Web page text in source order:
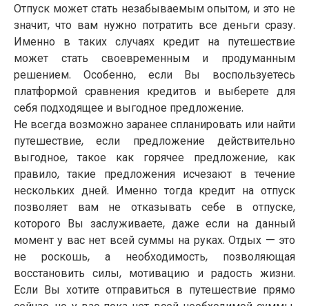
Отпуск может стать незабываемым опытом, и это не
значит, что вам нужно потратить все деньги сразу.
Именно в таких случаях кредит на путешествие
может стать своевременным и продуманным
решением. Особенно, если Вы воспользуетесь
платформой сравнения кредитов и выберете для
себя подходящее и выгодное предложение.
Не всегда возможно заранее спланировать или найти
путешествие, если предложение действительно
выгодное, такое как горячее предложение, как
правило, такие предложения исчезают в течение
нескольких дней. Именно тогда кредит на отпуск
позволяет вам не отказывать себе в отпуске,
которого Вы заслуживаете, даже если на данный
момент у вас нет всей суммы на руках. Отдых — это
не роскошь, а необходимость, позволяющая
восстановить силы, мотивацию и радость жизни.
Если Вы хотите отправиться в путешествие прямо